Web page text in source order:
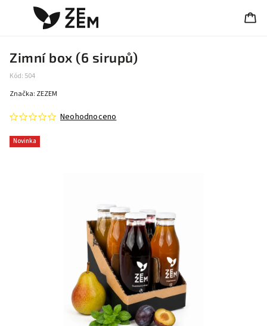
Zimní box (6 sirupů)
Kód: 504
Novinka
Neohodnoceno
Značka: ZEZEM